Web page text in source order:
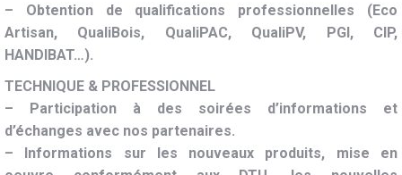
– Obtention de qualifications professionnelles (Eco
Artisan, QualiBois, QualiPAC, QualiPV, PGI, CIP,
HANDIBAT…).
TECHNIQUE & PROFESSIONNEL
– Participation à des soirées d’informations et
d’échanges avec nos partenaires.
– Informations sur les nouveaux produits, mise en